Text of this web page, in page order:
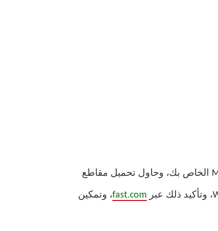
لنبدأ ببعض الأساسيات أولاً. تأكد من وجود اتصال إنترنت نشط على جهاز الكمبيوتر أو جهاز Mac الخاص بك، وحاول تحميل مقاطع
fast.com، وتمكين